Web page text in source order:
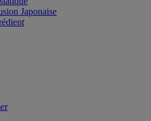
Japonaise